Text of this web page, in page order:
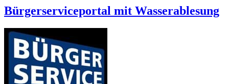
Bürgerserviceportal mit Wasserablesung